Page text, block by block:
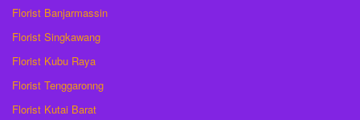
Florist Banjarmassin
Florist Singkawang
Florist Kubu Raya
Florist Tenggaronng
Florist Kutai Barat